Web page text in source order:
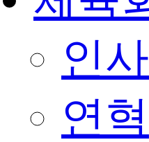
인
연혁